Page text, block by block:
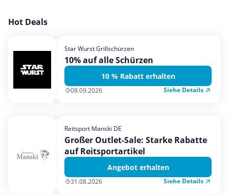
Garten, Haushalt & Tiere
Mobilfunk & Internet
Mode & Accessoires
Shopping
Urlaub & Reise
Hot Deals
Star Wurst Grillschürzen
10% auf alle Schürzen
10 % Rabatt erhalten
08.09.2026 Siehe Details
Reitsport Manski DE
Großer Outlet-Sale: Starke Rabatte
auf Reitsportartikel
Angebot erhalten
31.08.2026 Siehe Details